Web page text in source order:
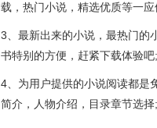
载，热门小说，精选优质等一应
3、最新出来的小说，最热门的
书特别的方便，赶紧下载体验吧;
4、为用户提供的小说阅读都是
简介，人物介绍，目录章节选择;